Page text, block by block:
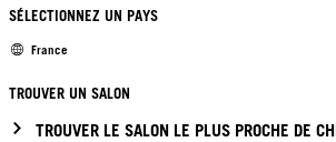
SÉLECTIONNEZ UN PAYS
France
TROUVER UN SALON
TROUVER LE SALON LE PLUS PROCHE DE